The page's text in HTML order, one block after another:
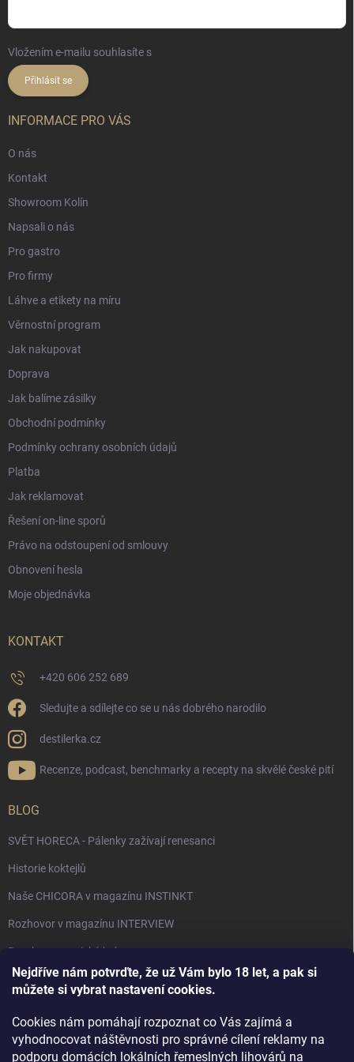
Nejdříve nám potvrďte, že už Vám bylo 18 let, a pak si
můžete si vybrat nastavení cookies.
Cookies nám pomáhají rozpoznat co Vás zajímá a
vyhodnocovat náštěvnosti pro správné cílení reklamy na
podporu domácích lokálních řemeslných lihovárů na
Vložením e-mailu souhlasíte s
Přihlásit se
INFORMACE PRO VÁS
O nás
Kontakt
Showroom Kolín
Napsali o nás
Pro gastro
Pro firmy
Láhve a etikety na míru
Věrnostní program
Jak nakupovat
Doprava
Jak balíme zásilky
Obchodní podmínky
Podmínky ochrany osobních údajů
Platba
Jak reklamovat
Řešení on-line sporů
Právo na odstoupení od smlouvy
Obnovení hesla
Moje objednávka
KONTAKT
+420 606 252 689
Sledujte a sdílejte co se u nás dobrého narodilo
destilerka.cz
Recenze, podcast, benchmarky a recepty na skvělé české pití
BLOG
SVĚT HORECA - Pálenky zažívají renesanci
Historie koktejlů
Naše CHICORA v magazínu INSTINKT
Rozhovor v magazínu INTERVIEW
Bourbon, americká krása.
Napsali v TÝDNU o naší práci
Rozhovor s DESTILERKA.CZ v magazínu DRINKING-CAT